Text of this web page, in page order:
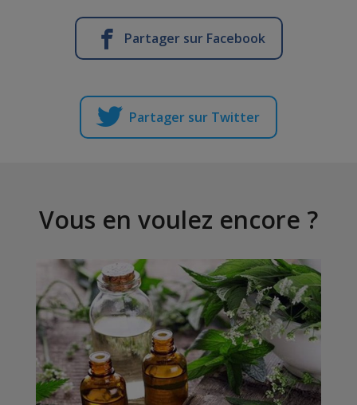
Partager sur Facebook
Partager sur Twitter
Vous en voulez encore ?